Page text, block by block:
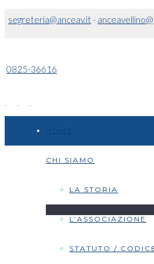
segreteria@anceav.it-
0825-36616
CHI SIAMO
LA STORIA
L’ASSOCIAZIONE
STATUTO /